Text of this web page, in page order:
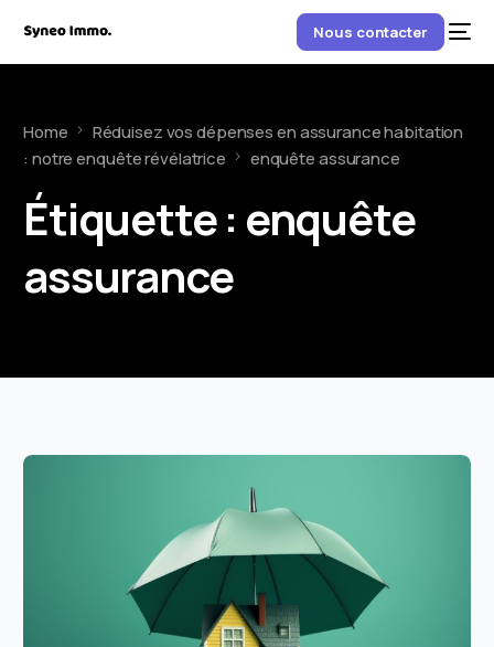
Nous contacter
Home
Réduisez vos dépenses en assurance habitation
: notre enquête révélatrice
enquête assurance
Étiquette : enquête
assurance